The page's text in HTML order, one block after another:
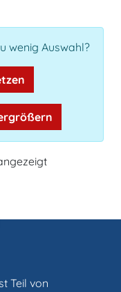
wenig Auswahl?
Teil von